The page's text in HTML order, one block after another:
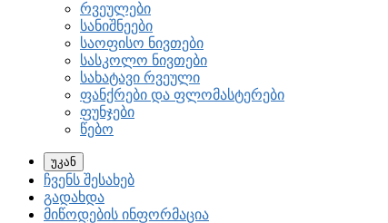
რვეულები
სანიშნეები
საოფისო ნივთები
სასკოლო ნივთები
სახატავი რვეული
ფანქრები და ფლომასტერები
ფუნჯები
წებო
უკან
ჩვენს შესახებ
გადახდა
მიწოდების ინფორმაცია